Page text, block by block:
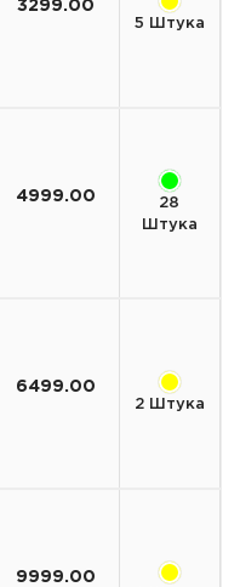
3299.00
5 Штука
4999.00
28
Штука
6499.00
2 Штука
9999.00